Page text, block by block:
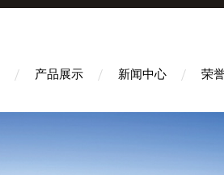
产品展示 新闻中心 荣